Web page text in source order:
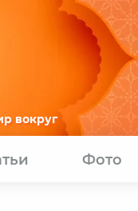
вокруг
Фото